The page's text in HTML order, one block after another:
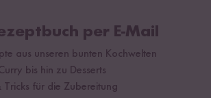
per E-Mail
aus unseren bunten Kochwelten
bis hin zu Desserts
für die Zubereitung